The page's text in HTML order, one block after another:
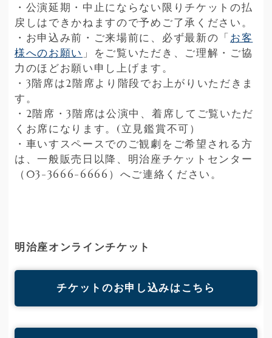
・公演延期・中止にならない限りチケットの払
戻しはできかねますので予めご了承ください。
・お申込み前・ご来場前に、必ず最新の「お客
様へのお願い 」をご覧いただき、ご理解・ご協
力のほどお願い申し上げます。
・3階席は2階席より階段でお上がりいただきま
す。
・2階席・3階席は公演中、着席してご覧いただ
くお席になります。(立見鑑賞不可）
・車いすスペースでのご観劇をご希望される方
は、一般販売日以降、明治座チケットセンター
（03-3666-6666）へご連絡ください。
明治座オンラインチケット
チケットのお申し込みはこちら